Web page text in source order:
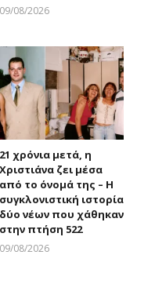
09/08/2026
21 χρόνια μετά, η
Χριστιάνα ζει μέσα
από το όνομά της – Η
συγκλονιστική ιστορία
δύο νέων που χάθηκαν
στην πτήση 522
09/08/2026